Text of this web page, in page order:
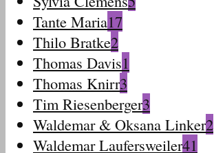
Tante Maria17
Thilo Bratke2
Thomas Davis1
Thomas Knirr3
Tim Riesenberger3
Waldemar & Oksana Linker2
Waldemar Laufersweiler41